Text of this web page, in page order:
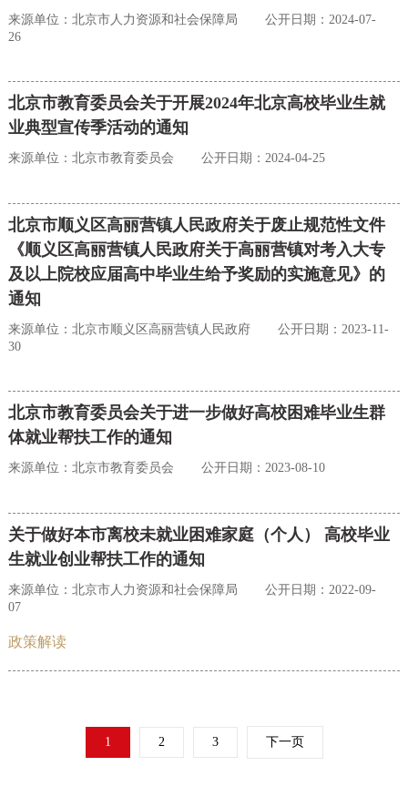
来源单位：北京市人力资源和社会保障局
公开日期：2024-07-
26
北京市教育委员会关于开展2024年北京高校毕业生就
业典型宣传季活动的通知
来源单位：北京市教育委员会 公开日期：2024-04-25
北京市顺义区高丽营镇人民政府关于废止规范性文件
《顺义区高丽营镇人民政府关于高丽营镇对考入大专
及以上院校应届高中毕业生给予奖励的实施意见》的
通知
来源单位：北京市顺义区高丽营镇人民政府
公开日期：2023-11-
30
北京市教育委员会关于进一步做好高校困难毕业生群
体就业帮扶工作的通知
来源单位：北京市教育委员会 公开日期：2023-08-10
关于做好本市离校未就业困难家庭（个人） 高校毕业
生就业创业帮扶工作的通知
来源单位：北京市人力资源和社会保障局
公开日期：2022-09-
07
政策解读
1 2 3 下一页